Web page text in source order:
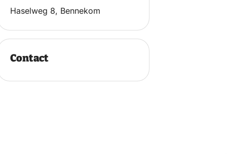
Haselweg 8, Bennekom
Contact